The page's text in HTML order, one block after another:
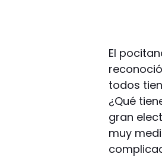
El
todos
¿Qué
gran
muy